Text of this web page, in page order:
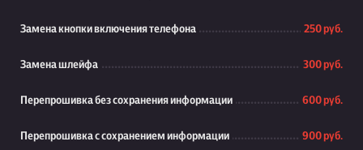
Замена кнопки включения телефона 250 руб.
Замена шлейфа 300 руб.
Перепрошивка без сохранения информации 600 руб.
Перепрошивка с сохранением информации 900 руб.